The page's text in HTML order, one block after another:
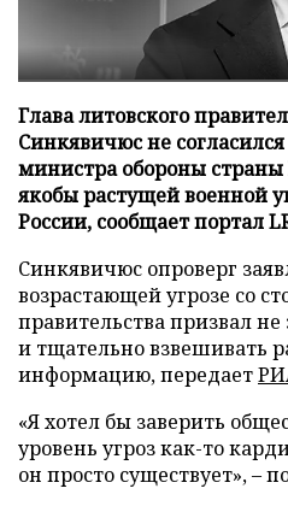
Глава литовского
Синкявичюс не
министра обороны страны
якобы растущей военной
России, сообщает портал
Синкявичюс опроверг
возрастающей угрозе со
правительства призвал
и тщательно взвешивать
информацию, передает
«Я хотел бы заверить
уровень угроз как-то
он просто существует», –